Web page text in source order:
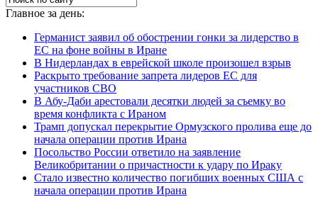
Главное за день:
Германист заявил об обострении гонки за лидерство в
ЕС на фоне войны в Иране
В Нидерландах в еврейской школе произошел взрыв
Раскрыто требование запрета лидеров ЕС для
участников СВО
В Абу-Даби арестовали десятки людей за съемку во
время конфликта с Ираном
Трамп допускал перекрытие Ормузского пролива еще до
начала операции против Ирана
Посольство России ответило на заявление
Великобритании о причастности к удару по Ираку
Стало известно количество погибших военных США с
начала операции против Ирана